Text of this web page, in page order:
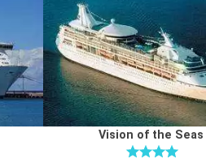
Vision of the Seas